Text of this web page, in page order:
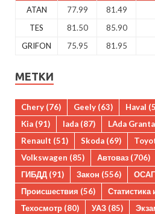
ATAN 77.99 81.49
TES
81.50 85.90
GRIFON
75.95 81.95
МЕТКИ
Chery (76) Geely (63) Haval
Kia (91) lada (87) LAda Granta
Renault (51) Skoda (69)
Volkswagen (85) Автоваз (706)
ГИБДД (91) Закон (556)
Происшествия (56) Статистика
Техосмотр (80) УАЗ (85)